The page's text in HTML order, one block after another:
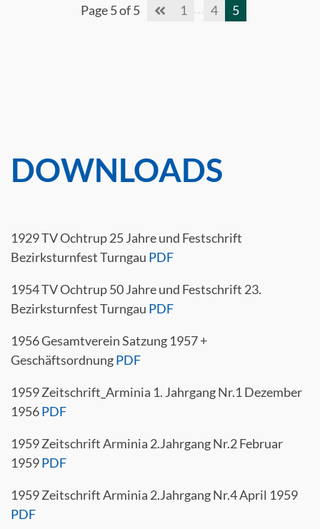
Page 5 of 5 1 … 4 5
DOWNLOADS
1929 TV Ochtrup 25 Jahre und Festschrift
Bezirksturnfest Turngau PDF
1954 TV Ochtrup 50 Jahre und Festschrift 23.
Bezirksturnfest Turngau PDF
1956 Gesamtverein Satzung 1957 +
GeschäftsordnungPDF
1959 Zeitschrift_Arminia 1. Jahrgang Nr.1 Dezember
1956PDF
1959 Zeitschrift Arminia 2.Jahrgang Nr.2 Februar
1959PDF
1959 Zeitschrift Arminia 2.Jahrgang Nr.4 April 1959
PDF